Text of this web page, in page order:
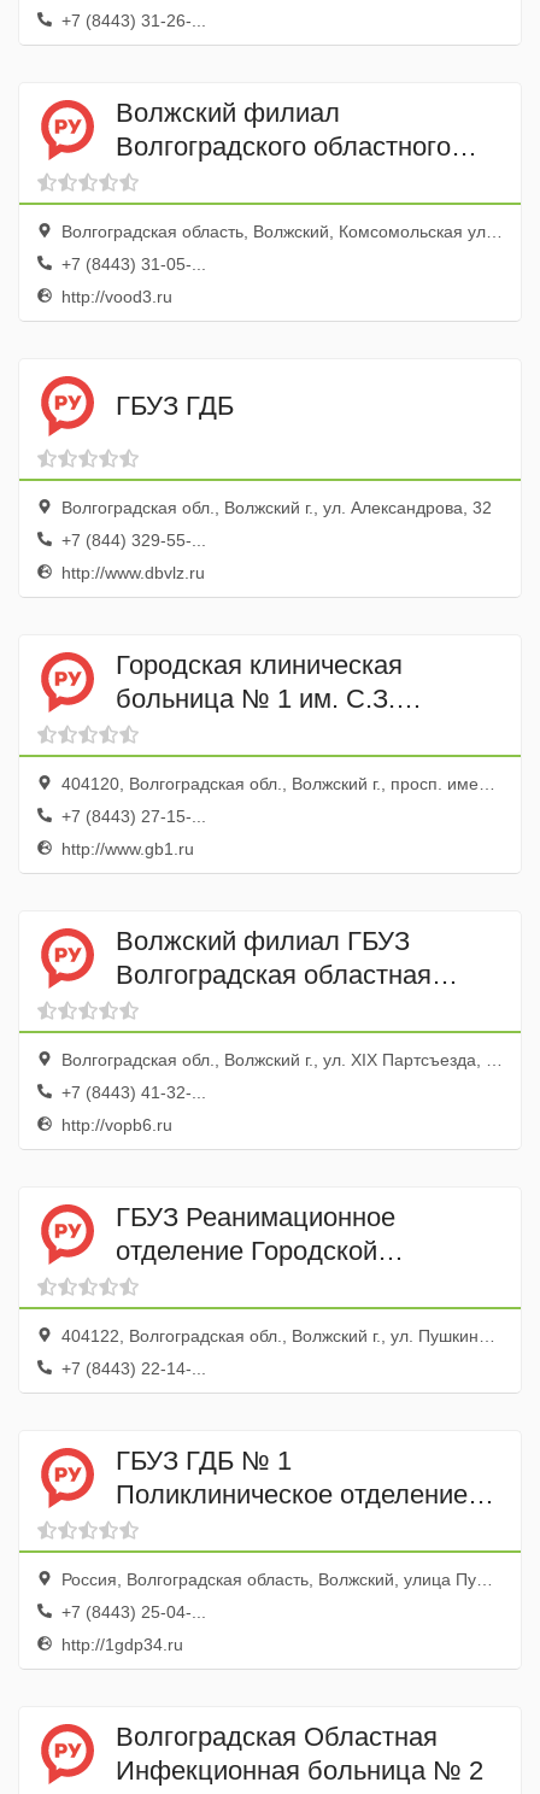
+7 (8443) 31-26-...
Волжский филиал
Волгоградского областного
клинического онкологического
диспансера
Волгоградская область, Волжский, Комсомольская улица, 25
+7 (8443) 31-05-...
http://vood3.ru
ГБУЗ ГДБ
Волгоградская обл., Волжский г., ул. Александрова, 32
+7 (844) 329-55-...
http://www.dbvlz.ru
Городская клиническая
больница № 1 им. С.З.
Фишера, поликлиника
404120, Волгоградская обл., Волжский г., просп. имени Ленина, 137
+7 (8443) 27-15-...
http://www.gb1.ru
Волжский филиал ГБУЗ
Волгоградская областная
клиническая психиатрическая
больница № 2
Волгоградская обл., Волжский г., ул. XIX Партсъезда, 43
+7 (8443) 41-32-...
http://vopb6.ru
ГБУЗ Реанимационное
отделение Городской
Больницы № 2
404122, Волгоградская обл., Волжский г., ул. Пушкина, 49
+7 (8443) 22-14-...
ГБУЗ ГДБ № 1
Поликлиническое отделение
№ 3
Россия, Волгоградская область, Волжский, улица Пушкина, 92А
+7 (8443) 25-04-...
http://1gdp34.ru
Волгоградская Областная
Инфекционная больница № 2